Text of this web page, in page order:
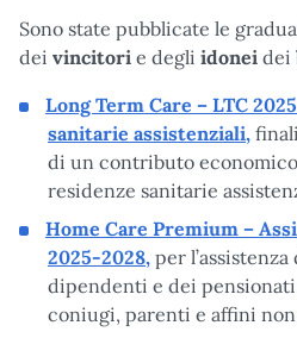
Sono state pubblicate le
dei vincitori e degli idonei dei
Long Term Care – LTC
sanitarie assistenziali,
di un contributo
residenze sanitarie
Home Care Premium –
2025-2028, per
dipendenti e dei
coniugi, parenti e affini